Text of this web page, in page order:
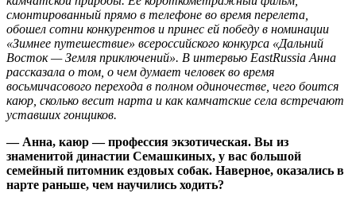
смонтированный прямо в телефоне во время перелета,
обошел сотни конкурентов и принес ей победу в номинации
«Зимнее путешествие» всероссийского конкурса «Дальний
Восток — Земля приключений». В интервью EastRussia Анна
рассказала о том, о чем думает человек во время
восьмичасового перехода в полном одиночестве, чего боится
каюр, сколько весит нарта и как камчатские села встречают
уставших гонщиков.
— Анна, каюр — профессия экзотическая. Вы из
знаменитой династии Семашкиных, у вас большой
семейный питомник ездовых собак. Наверное, оказались в
нарте раньше, чем научились ходить?